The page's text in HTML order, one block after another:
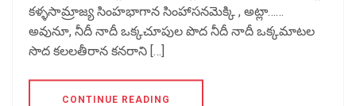
కళ్ళసామ్రాజ్య సింహభాగాన సింహాసనమెక్కి , అట్లా……
అవునూ, నీదీ నాదీ ఒక్కచూపుల పొద నీదీ నాదీ ఒక్కమాటల
సొద కలలతీరాన కనరాని […]
CONTINUE READING